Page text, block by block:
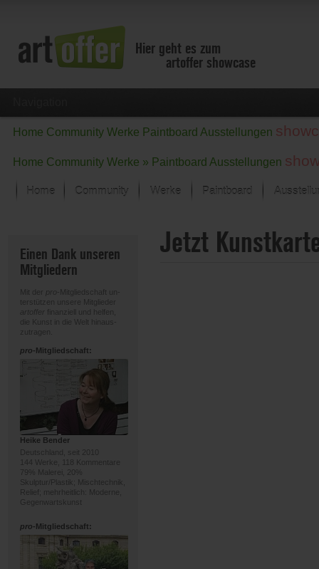
Hier geht es zum
artoffer showcase
Home Community Werke Paintboard Ausstellungen
Home Community Werke » Paintboard Ausstellungen
Home Community Werke
Der letzte Monat im Fokus
Alle Fokus-Werke
Paintboard
Einen Dank unseren
Mitgliedern
Mit der pro
-Mitgliedschaft un-
terstützen unsere Mitglieder
artoffer finanziell und helfen,
die Kunst in die Welt hinaus-
zutragen.
pro-Mitgliedschaft:
Heike Bender
Deutschland, seit 2010
144 Werke, 118 Kommentare
79% Malerei, 20%
Skulptur/Plastik; Mischtechnik,
Relief; mehrheitlich: Moderne,
Gegenwartskunst
pro-Mitgliedschaft:
Jetzt